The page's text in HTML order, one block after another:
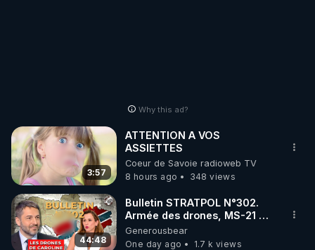
Why this ad?
3:57
ATTENTION A VOS
ASSIETTES
Coeur de Savoie radioweb TV
8 hours ago
348 views
44:48
Bulletin STRATPOL N°302.
Armée des drones, MS-21 en
série, missiles coréens.
07.08.2026.
Generousbear
One day ago
1.7 k views